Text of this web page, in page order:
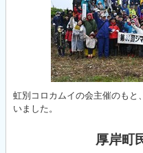
虹別コロカムイの会主催のもと
いました。
厚岸町